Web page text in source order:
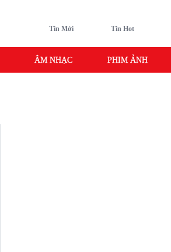
Tin Mới Tin Hot
ÂM NHẠC PHIM ẢNH